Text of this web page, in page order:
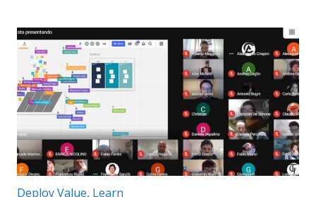
Categorie articolo:
Deploy Value, Learn